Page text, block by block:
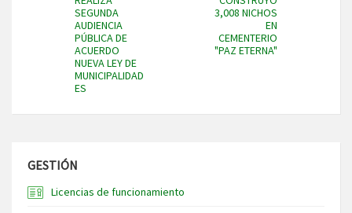
SEGUNDA
AUDIENCIA
PÚBLICA DE
ACUERDO
NUEVA LEY DE
MUNICIPALIDAD
ES
3,008 NICHOS
EN
CEMENTERIO
"PAZ ETERNA"
GESTIÓN
Licencias de funcionamiento